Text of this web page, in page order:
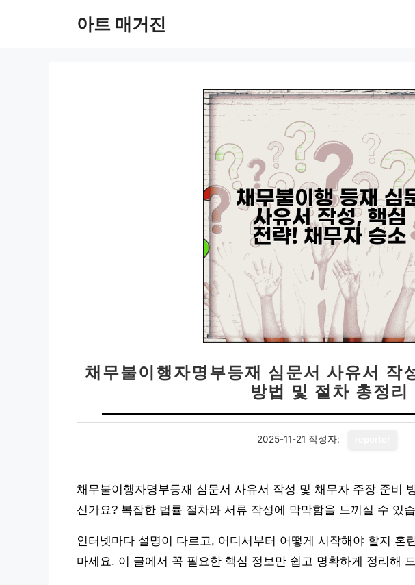
아트 매거진
채무불이행자명부등재 심문서 사유서 작
방법 및 절차 총정리
2025-11-21 작성자:
채무불이행자명부등재 심문서 사유서 작성 및 채무자 주장 준비
신가요? 복잡한 법률 절차와 서류 작성에 막막함을 느끼실 수 있
인터넷마다 설명이 다르고, 어디서부터 어떻게 시작해야 할지 혼
마세요. 이 글에서 꼭 필요한 핵심 정보만 쉽고 명확하게 정리해